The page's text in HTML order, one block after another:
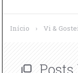
Início › Vi &
Posts